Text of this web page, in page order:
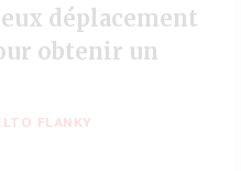
déplacement
obtenir un
FLANKY